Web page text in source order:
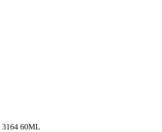
60ML